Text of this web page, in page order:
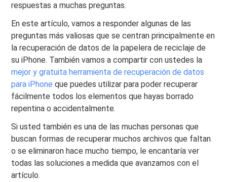
respuestas a muchas preguntas.
En este artículo, vamos a responder algunas de las
preguntas más valiosas que se centran principalmente en
la recuperación de datos de la papelera de reciclaje de
su iPhone. También vamos a compartir con ustedes la
mejor y gratuita herramienta de recuperación de datos
para iPhone que puedes utilizar para poder recuperar
fácilmente todos los elementos que hayas borrado
repentina o accidentalmente.
Si usted también es una de las muchas personas que
buscan formas de recuperar muchos archivos que faltan
o se eliminaron hace mucho tiempo, le encantaría ver
todas las soluciones a medida que avanzamos con el
artículo.